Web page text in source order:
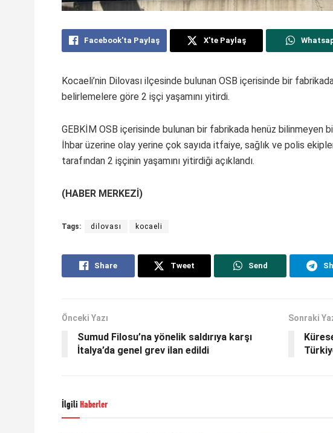
Facebook'ta Paylaş X'te Paylaş
Kocaeli’nin Dilovası ilçesinde bulunan OSB içerisinde bir
belirlemelere göre 2 işçi yaşamını yitirdi.
GEBKİM OSB içerisinde bulunan bir fabrikada henüz bilinmeyen
İhbar üzerine olay yerine çok sayıda itfaiye, sağlık ve polis
tarafından 2 işçinin yaşamını yitirdiği açıklandı.
(HABER MERKEZİ)
Tags: dilovası kocaeli
Share Tweet Send
Önceki Yazı
Sumud Filosu’na yönelik saldırıya karşı
İtalya’da genel grev ilan edildi
Sonraki
İlgili Haberler